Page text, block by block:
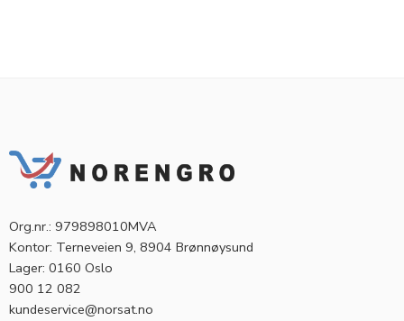
Org.nr.: 979898010MVA
Kontor: Terneveien 9, 8904 Brønnøysund
Lager: 0160 Oslo
900 12 082
kundeservice@norsat.no